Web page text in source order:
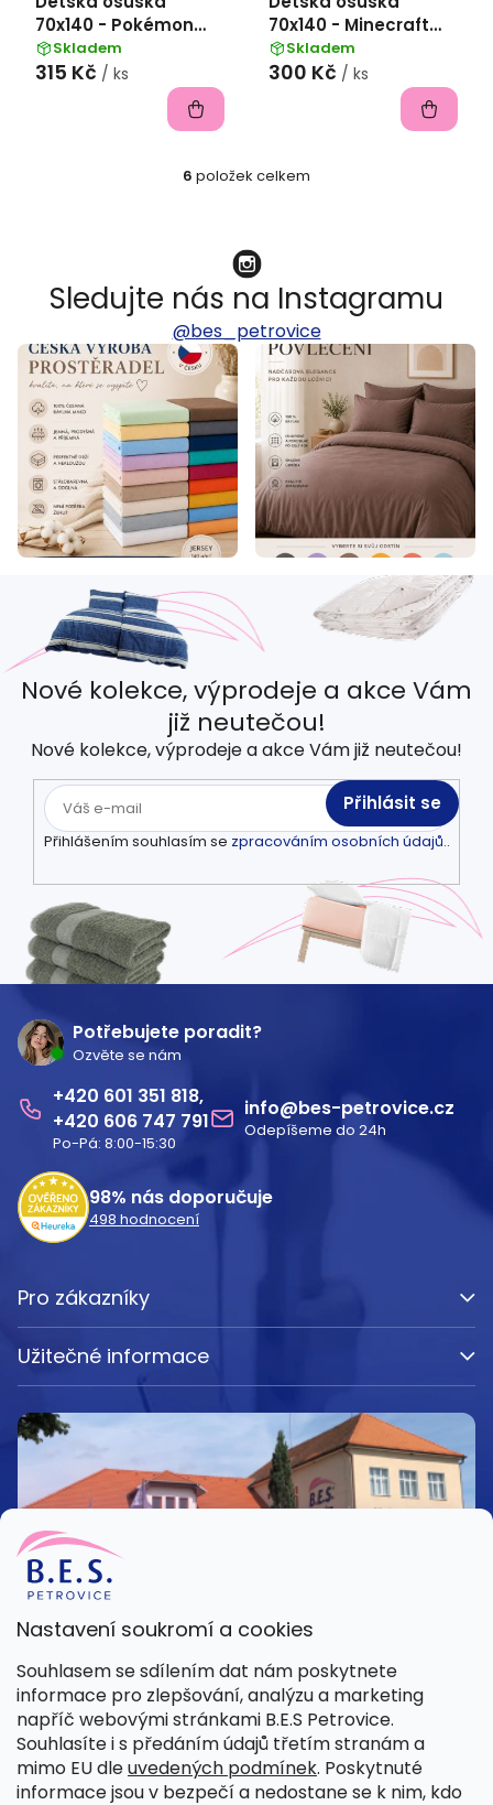
Nastavení soukromí a cookies
Souhlasem se sdílením dat nám poskytnete
informace pro zlepšování, analýzu a marketing
napříč webovými stránkami B.E.S Petrovice.
Souhlasíte i s předáním údajů třetím stranám a
mimo EU dleuvedených podmínek. Poskytnuté
informace jsou v bezpečí a nedostane se k nim, kdo
70x140 - Pokémon
chyť je všechny
Skladem
315 Kč / ks
70x140 - Minecraft
Mob head
Skladem
300 Kč / ks
O
l
á
d
a
c
p
v
k
v
ý
i
s
u
6 položek celkem
Sledujte nás na Instagramu
@bes_petrovice
Nové kolekce, výprodeje a akce Vám
již neutečou!
Nové kolekce, výprodeje a akce Vám již neutečou!
Přihlášením souhlasím se zpracováním osobních údajů..
Přihlásit se
Potřebujete poradit?
Ozvěte se nám
601 351 818
606 747 791
Po-Pá: 8:00-15:30
info@bes-petrovice.cz
Odepíšeme do 24h
98% nás doporučuje
498 hodnocení
Pro zákazníky
Užitečné informace
Kamenná prodejna
Pondělí – Pátek 8:00 – 15:30
Petrovice 42, 262 55 Petrovice
Více informací